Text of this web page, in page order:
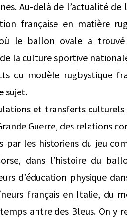
Au-delà de l’actualité
française en matière
où le ballon ovale a
la culture sportive
du modèle rugbystique
sujet.
et transferts
Guerre, des relations
par les historiens du jeu
dans l’histoire du
d’éducation physique
français en Italie, du
antre des Bleus. On y